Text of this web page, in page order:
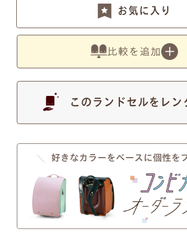
お気に入り
比較を追加
このランドセルをレン
小文字のg、y、jなどの文字が入ると下
わるため、文字サイズが全体的に若干
す。
●写真の色は実物とは異なります。あ